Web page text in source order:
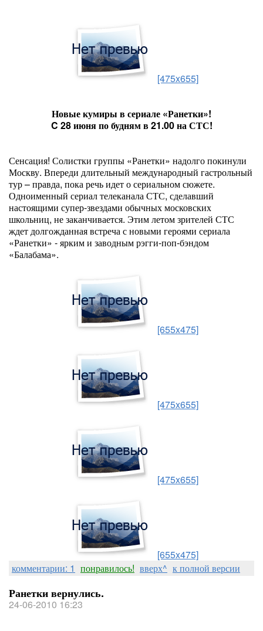
[475x655]
Новые кумиры в сериале «Ранетки»!
C 28 июня по будням в 21.00 на СТС!
Сенсация! Солистки группы «Ранетки» надолго покинули
Москву. Впереди длительный международный гастрольный
тур – правда, пока речь идет о сериальном сюжете.
Одноименный сериал телеканала СТС, сделавший
настоящими супер-звездами обычных московских
школьниц, не заканчивается. Этим летом зрителей СТС
ждет долгожданная встреча с новыми героями сериала
«Ранетки» - ярким и заводным рэгги-поп-бэндом
«Балабама».
[655x475]
[475x655]
[475x655]
[655x475]
комментарии: 1 понравилось! вверх^ к полной версии
Ранетки вернулись.
24-06-2010 16:23